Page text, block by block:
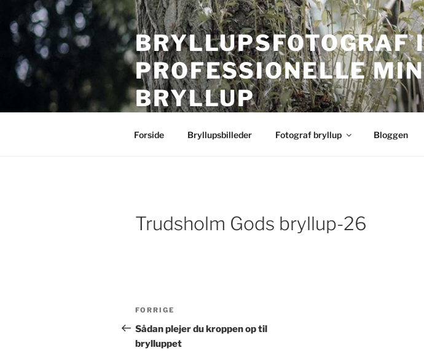
indhold
BRYLLUPSFOTOGRAF
PROFESSIONELLE
BRYLLUP
Forside Bryllupsbilleder Fotograf bryllup Bloggen
Trudsholm Gods bryllup-26
Indlægsnavigation
Forrige
indlæg
FORRIGE
Sådan plejer du kroppen op til
brylluppet